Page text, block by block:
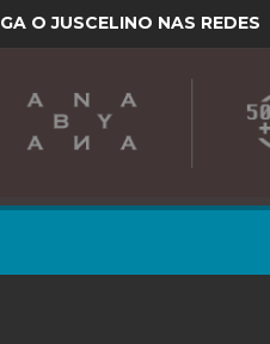
O JUSCELINO NAS REDES